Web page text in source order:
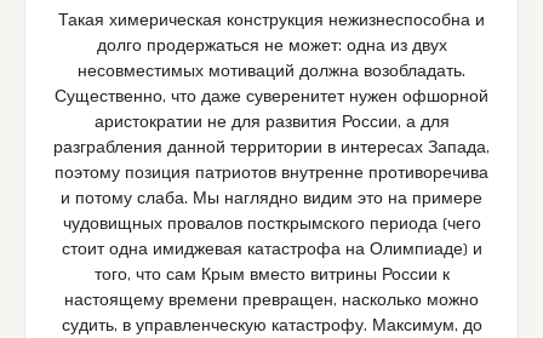
Такая химерическая конструкция нежизнеспособна и
долго продержаться не может: одна из двух
несовместимых мотиваций должна возобладать.
Существенно, что даже суверенитет нужен офшорной
аристократии не для развития России, а для
разграбления данной территории в интересах Запада,
поэтому позиция патриотов внутренне противоречива
и потому слаба. Мы наглядно видим это на примере
чудовищных провалов посткрымского периода (чего
стоит одна имиджевая катастрофа на Олимпиаде) и
того, что сам Крым вместо витрины России к
настоящему времени превращен, насколько можно
судить, в управленческую катастрофу. Максимум, до